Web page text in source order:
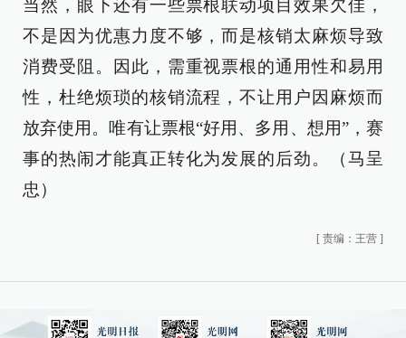
当然，眼下还有一些票根联动项目效果欠佳，
不是因为优惠力度不够，而是核销太麻烦导致
消费受阻。因此，需重视票根的通用性和易用
性，杜绝烦琐的核销流程，不让用户因麻烦而
放弃使用。唯有让票根“好用、多用、想用”，赛
事的热闹才能真正转化为发展的后劲。（马呈
忠）
[ 责编：王营 ]